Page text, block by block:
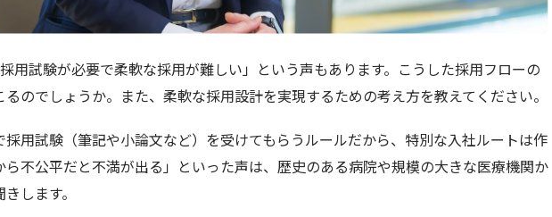
用試験が必要で柔軟な採用が難しい」という声もあります。こうした採用フローの
のでしょうか。また、柔軟な採用設計を実現するための考え方を教えてください。
採用試験（筆記や小論文など）を受けてもらうルールだから、特別な入社ルートは作
ら不公平だと不満が出る」といった声は、歴史のある病院や規模の大きな医療機関か
します。